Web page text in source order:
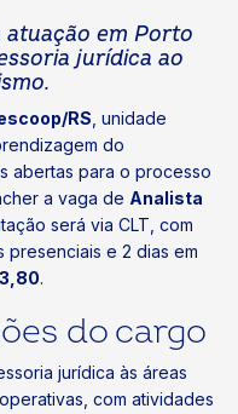
em Porto
jurídica ao
RS , unidade
do
abertas para o processo
a vaga de Analista
será via CLT, com
presenciais e 2 dias em
.
do cargo
jurídica às áreas
com atividades